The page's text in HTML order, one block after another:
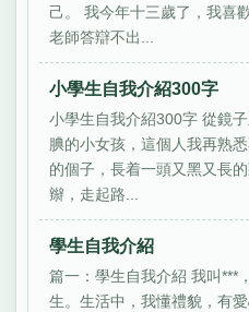
己。 我今年十三歲了，我喜
老師答辯不出...
小學生自我介紹300字
小學生自我介紹300字 從鏡
腆的小女孩，這個人我再熟
的個子，長着一頭又黑又長
辮，走起路...
學生自我介紹
篇一：學生自我介紹 我叫***
生。生活中，我懂禮貌，有